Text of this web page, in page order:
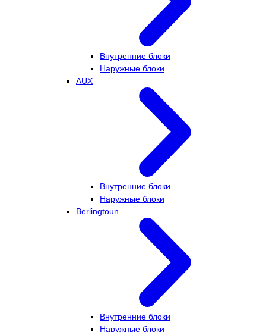
Внутренние блоки
Наружные блоки
AUX
Внутренние блоки
Наружные блоки
Berlingtoun
Внутренние блоки
Наружные блоки